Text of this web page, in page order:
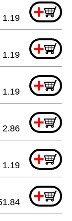
+
1.19
+
1.19
+
1.19
+
2.86
+
1.19
+